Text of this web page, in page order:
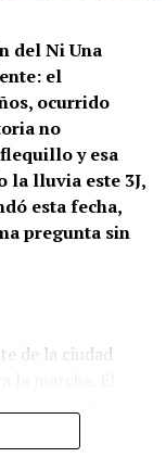
la comunidad
la comunidad
genera mayor
Esos
y fomentando
Ayito Cabrera,
con
se limita a los
por
se
Ese
del Ni Una
el
ocurrido
no
y esa
la lluvia este 3J,
esta fecha,
pregunta sin
de la ciudad
será una
expresa